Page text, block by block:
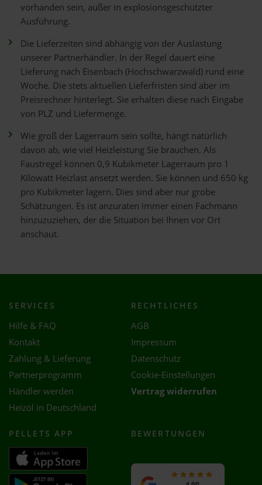
vorhanden sein, außer in explosionsgeschützter
Ausführung.
Die Lieferzeiten sind abhängig von der Auslastung
unserer Partnerhändler. In der Regel dauert eine
Lieferung nach Eisenbach (Hochschwarzwald) rund eine
Woche. Die stets aktuellen Lieferfristen sind aber im
Preisrechner hinterlegt. Sie erhalten diese nach Eingabe
von PLZ und Liefermenge.
Wie groß der Lagerraum sein sollte, hängt natürlich
davon ab, wie viel Heizleistung Sie brauchen. Als
Faustregel können 0,9 Kubikmeter Lagerraum pro 1
Kilowatt Heizlast ansetzt werden. Sie können und 650 kg
pro Kubikmeter lagern. Dies sind aber nur grobe
Schätzungen. Es ist anzuraten immer einen Fachmann
hinzuzuziehen, der die Situation bei Ihnen vor Ort
anschaut.
SERVICES
Hilfe & FAQ
Kontakt
Zahlung & Lieferung
Partnerprogramm
Händler werden
Heizöl in Deutschland
RECHTLICHES
AGB
Impressum
Datenschutz
Cookie-Einstellungen
Vertrag widerrufen
PELLETS APP BEWERTUNGEN